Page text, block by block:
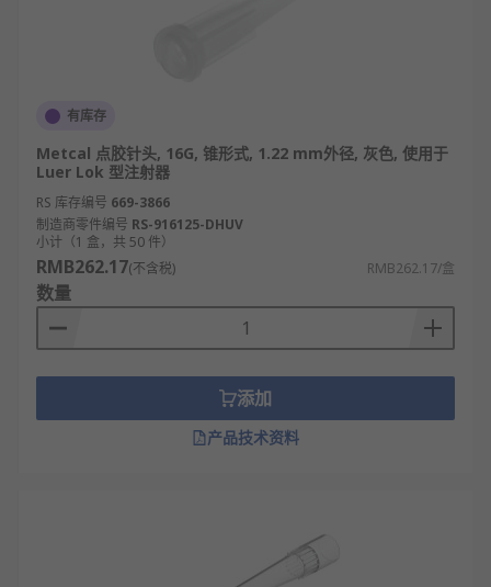
有库存
Metcal 点胶针头, 16G, 锥形式, 1.22 mm外径, 灰色, 使用于
Luer Lok 型注射器
RS 库存编号 669-3866
制造商零件编号 RS-916125-DHUV
小计（1 盒，共 50 件）
RMB262.17(不含税) RMB262.17/盒
数量
添加
产品技术资料